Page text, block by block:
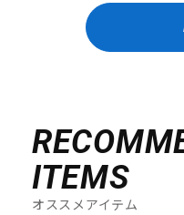
ITEMS
オススメアイテム